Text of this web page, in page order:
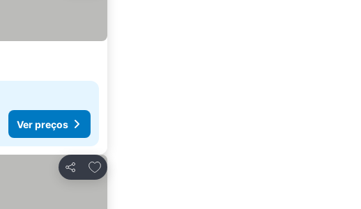
Ver preços
Partilhar
Adicionar aos favoritos